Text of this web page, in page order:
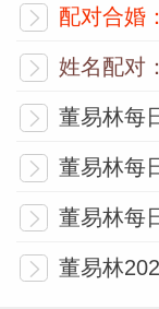
不错。但比
好交朋友，
建议在本年
可被外界因
费，让辛苦
8 周岁生肖
配对合婚
姓名配对
董易林每
董易林每
董易林每
董易林